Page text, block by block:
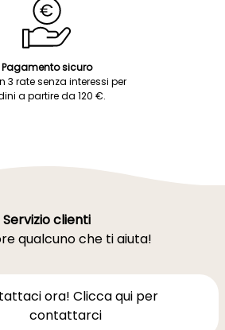
Pagamento sicuro
3 rate senza interessi per
a partire da 120 €.
Servizio clienti
qualcuno che ti aiuta!
ora! Clicca qui per
contattarci